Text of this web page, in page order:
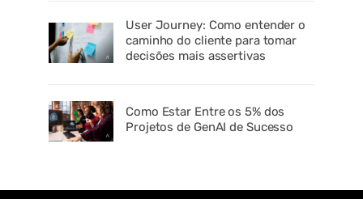
User Journey: Como entender o
caminho do cliente para tomar
decisões mais assertivas
Como Estar Entre os 5% dos
Projetos de GenAI de Sucesso